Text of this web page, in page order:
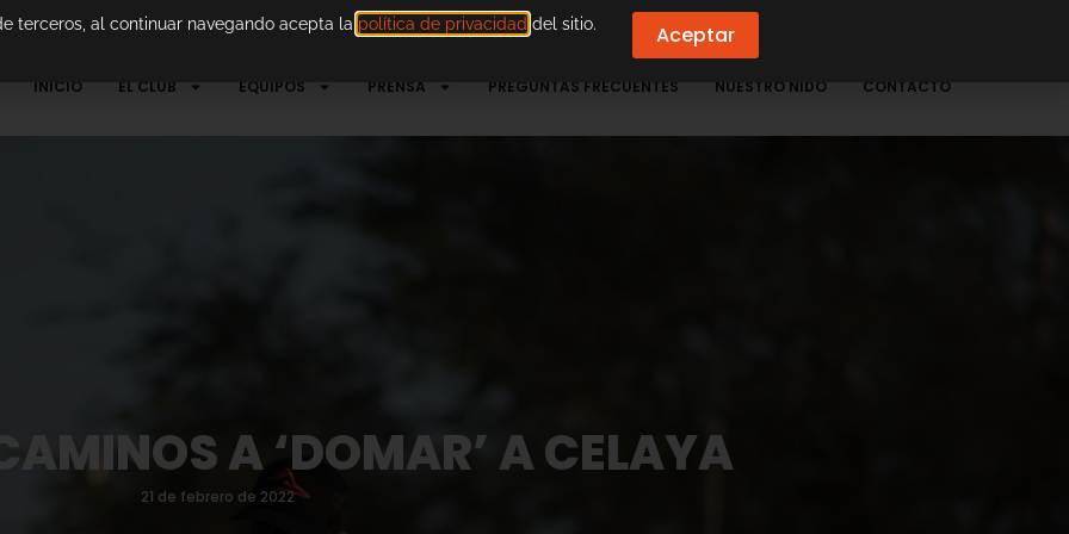
INICIO EL CLUB EQUIPOS PRENSA PREGUNTAS FRECUENTES NUESTRO NIDO CONTACTO
A ‘DOMAR’ A CELAYA
21 de febrero de 2022
terceros, al continuar navegando acepta la política de privacidad del sitio. Aceptar